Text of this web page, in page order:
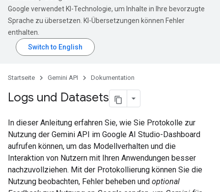
Google verwendet KI-Technologie, um Inhalte in Ihre bevorzugte
Sprache zu übersetzen. KI-Übersetzungen können Fehler
enthalten.
Startseite Gemini API Dokumentation
Logs und Datasets
In dieser Anleitung erfahren Sie, wie Sie Protokolle zur
Nutzung der Gemini API im Google AI Studio-Dashboard
aufrufen können, um das Modellverhalten und die
Interaktion von Nutzern mit Ihren Anwendungen besser
nachzuvollziehen. Mit der Protokollierung können Sie die
Nutzung beobachten, Fehler beheben und optional